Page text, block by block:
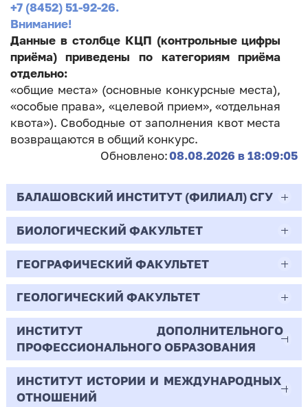
+7 (8452) 51-92-26.
Внимание!
Данные в столбце КЦП (контрольные цифры
приёма) приведены по категориям приёма
отдельно:
«общие места» (основные конкурсные места),
«особые права», «целевой прием», «отдельная
квота»). Свободные от заполнения квот места
возвращаются в общий конкурс.
Обновлено:08.08.2026 в 18:09:05
БАЛАШОВСКИЙ ИНСТИТУТ (ФИЛИАЛ) СГУ
44.03.02
Психолого-педагогическое образование
Очная | Бакалавр
Всего бюджетных мест - 10
Бюджет/
Общие места
Профиль: Практическая
психология образования
БИОЛОГИЧЕСКИЙ ФАКУЛЬТЕТ
06.03.01
Биология
Очная | Бакалавр
Всего бюджетных мест - 50
Бюджет/Общие места
ГЕОГРАФИЧЕСКИЙ ФАКУЛЬТЕТ
05.03.02
География
Очная | Бакалавр
Всего бюджетных мест - 15
ГЕОЛОГИЧЕСКИЙ ФАКУЛЬТЕТ
05.03.01
Геология
Очная | Бакалавр
ИНСТИТУТ ДОПОЛНИТЕЛЬНОГО
ПРОФЕССИОНАЛЬНОГО ОБРАЗОВАНИЯ
38.03.02
ИНСТИТУТ ИСТОРИИ И МЕЖДУНАРОДНЫХ
ОТНОШЕНИЙ